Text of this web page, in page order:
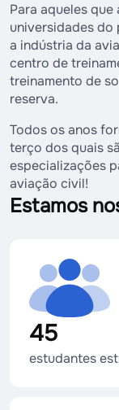
Para aqueles que
universidades do
a indústria da
centro de
treinamento de
reserva.
Todos os anos
terço dos quais
especializações
aviação civil!
Estamos
45
estudantes